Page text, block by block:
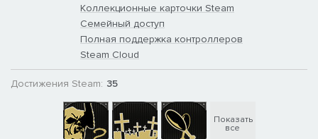
Коллекционные карточки Steam
Семейный доступ
Полная поддержка контроллеров
Steam Cloud
Достижения Steam: 35
Показать
все